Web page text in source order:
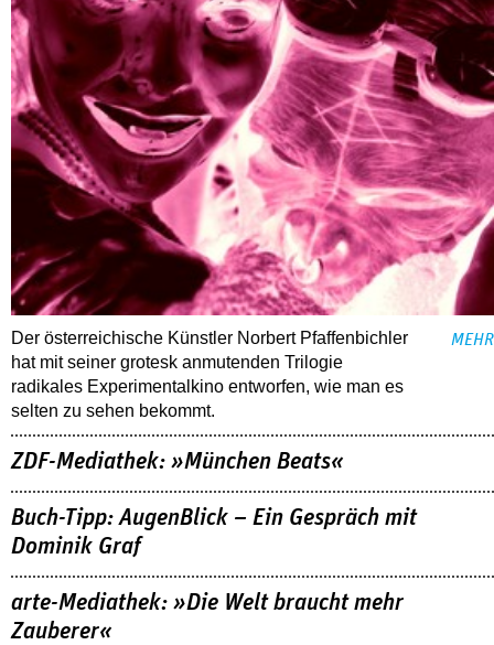
Der österreichische Künstler Norbert Pfaffenbichler
hat mit seiner grotesk anmutenden Trilogie
radikales Experimentalkino entworfen, wie man es
selten zu sehen bekommt.
MEHR
ZDF-Mediathek: »München Beats«
Buch-Tipp: AugenBlick – Ein Gespräch mit
Dominik Graf
arte-Mediathek: »Die Welt braucht mehr
Zauberer«